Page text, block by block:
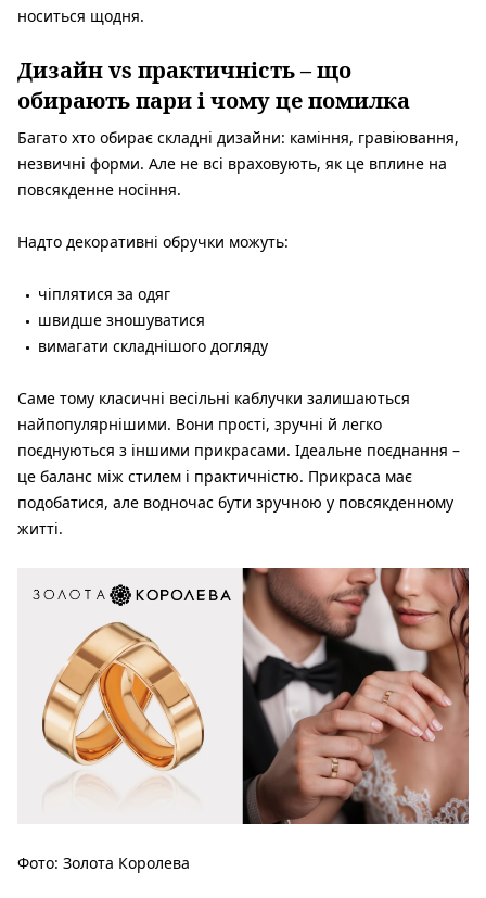
носиться щодня.
Дизайн vs практичність – що
обирають пари і чому це помилка
Багато хто обирає складні дизайни: каміння, гравіювання,
незвичні форми. Але не всі враховують, як це вплине на
повсякденне носіння.
Надто декоративні обручки можуть:
чіплятися за одяг
швидше зношуватися
вимагати складнішого догляду
Саме тому класичні весільні каблучки залишаються
найпопулярнішими. Вони прості, зручні й легко
поєднуються з іншими прикрасами. Ідеальне поєднання –
це баланс між стилем і практичністю. Прикраса має
подобатися, але водночас бути зручною у повсякденному
житті.
Фото: Золота Королева